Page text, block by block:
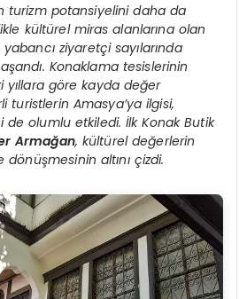
turizm potansiyelini daha da
kültürel miras alanlarına olan
ziyaretçi sayılarında
Konaklama tesislerinin
yıllara göre kayda değer
turistlerin Amasya’ya ilgisi,
de olumlu etkiledi. İlk Konak Butik
Armağan, kültürel değerlerin
altını çizdi.